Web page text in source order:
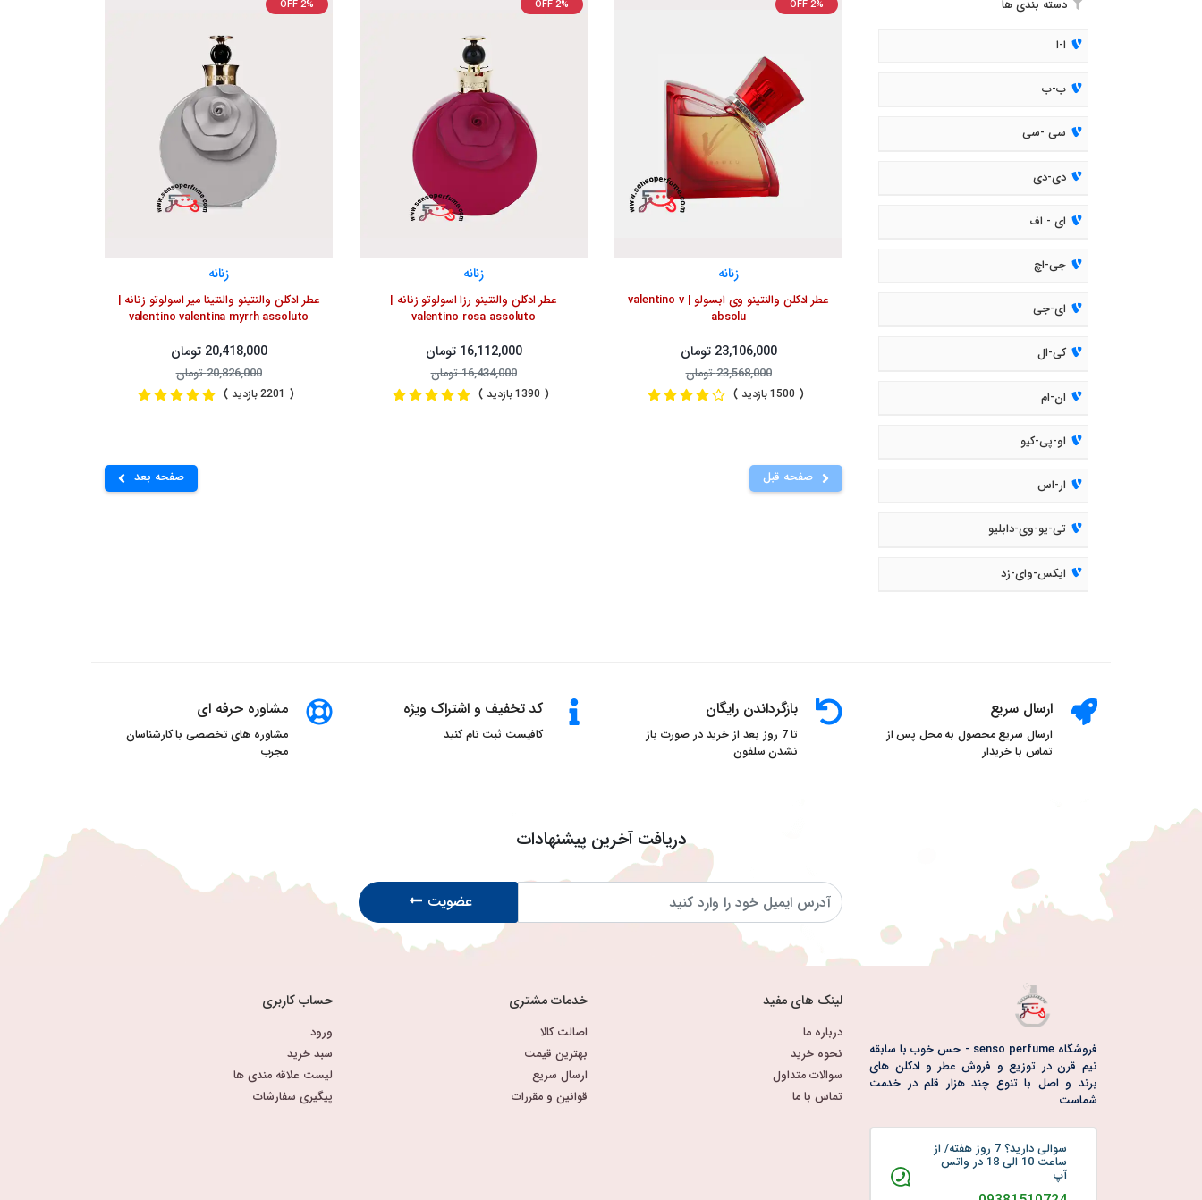
OFF 2%
زنانه
عطر ادکلن والنتینو وی ابسولو | valentino v
absolu
23,106,000 تومان
23,568,000 تومان
( 1500 بازدید )
OFF 2%
زنانه
عطر ادکلن والنتینو رزا اسولوتو زنانه |
valentino rosa assoluto
16,112,000 تومان
16,434,000 تومان
( 1390 بازدید )
OFF 2%
زنانه
عطر ادکلن والنتینو والنتینا میر اسولوتو زنانه |
valentino valentina myrrh assoluto
20,418,000 تومان
20,826,000 تومان
( 2201 بازدید )
صفحه قبل صفحه بعد
دسته بندی ها
ا-ا
ب-ب
سی -سی
دی-دی
ای - اف
جی-اچ
ای-جی
کی-ال
ان-ام
او-پی-کیو
ار-اس
تی-یو-وی-دابلیو
ایکس-وای-زد
ارسال سریع
ارسال سریع محصول به محل پس از
تماس با خریدار
بازگرداندن رایگان
تا 7 روز بعد از خرید در صورت باز
نشدن سلفون
کد تخفیف و اشتراک ویژه
کافیست ثبت نام کنید
مشاوره حرفه ای
مشاوره های تخصصی با کارشناسان
مجرب
دریافت آخرین پیشنهادات
عضویت
فروشگاه senso perfume - حس خوب با سابقه
نیم قرن در توزیع و فروش عطر و ادکلن های
برند و اصل با تنوع چند هزار قلم در خدمت
شماست
سوالی دارید؟ 7 روز هفته/ از
ساعت 10 الی 18 در واتس
آپ
لینک های مفید
درباره ما
نحوه خرید
سوالات متداول
تماس با ما
خدمات مشتری
اصالت کالا
بهترین قیمت
ارسال سریع
قوانین و مقررات
حساب کاربری
ورود
سبد خرید
لیست علاقه مندی ها
پیگیری سفارشات